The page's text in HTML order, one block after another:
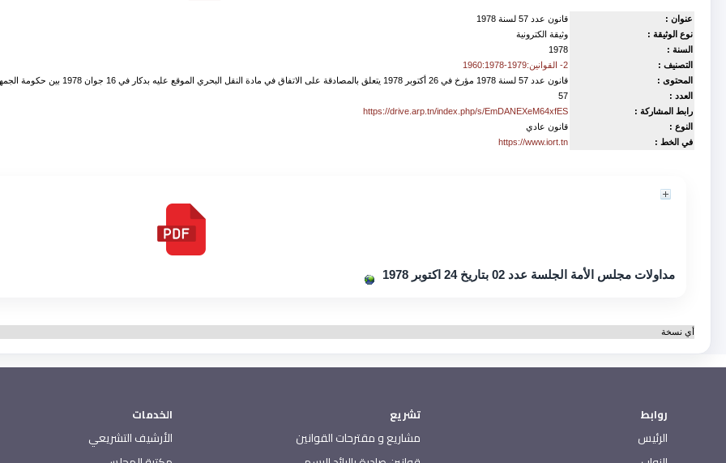
عنوان :
قانون عدد 57 لسنة 1978
نوع الوثيقة :
وثيقة الكترونية
السنة :
1978
التصنيف :
2- القوانين:1979-1960:1978
المحتوى :
قانون عدد 57 لسنة 1978 مؤرخ في 26 أكتوبر 1978 يتعلق بالمصادقة على الاتفاق في مادة النقل البحري الموقع عليه بدكار في 16 جوان 1978 بين حكومة الجمهورية التونسية وحكومة جمهورية السينغال
العدد :
57
رابط المشاركة :
https://drive.arp.tn/index.php/s/EmDANEXeM64xfES
النوع :
قانون عادي
في الخط :
https://www.iort.tn
مداولات مجلس الأمة الجلسة عدد 02 بتاريخ 24 اكتوبر 1978
أي نسخة
روابط
الرئيس
تشريع
مشاريع و مقترحات القوانين
الخدمات
الأرشيف التشريعي